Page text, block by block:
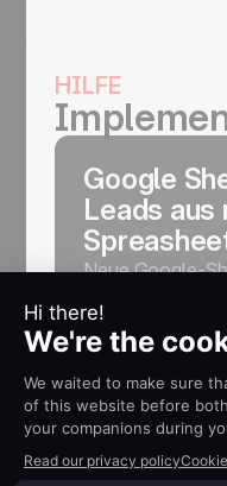
HILFE
Google
Leads aus
Neue Google-
gespeichert